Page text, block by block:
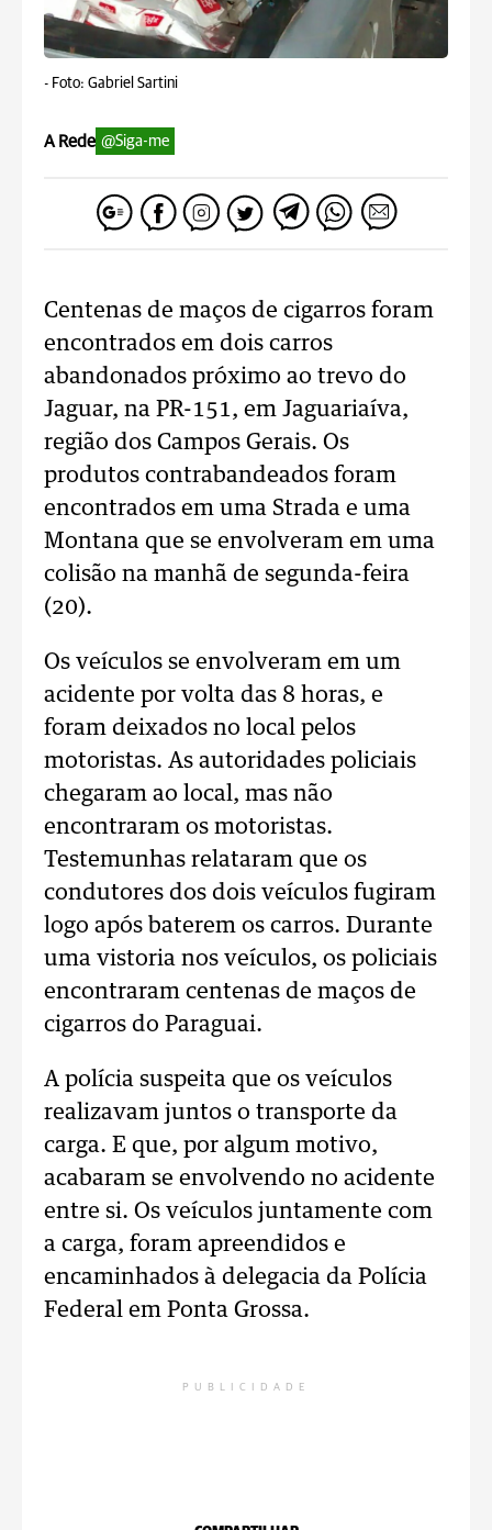
- Foto: Gabriel Sartini
A Rede @Siga-me
Centenas de maços de cigarros foram
encontrados em dois carros
abandonados próximo ao trevo do
Jaguar, na PR-151, em Jaguariaíva,
região dos Campos Gerais. Os
produtos contrabandeados foram
encontrados em uma Strada e uma
Montana que se envolveram em uma
colisão na manhã de segunda-feira
(20).
Os veículos se envolveram em um
acidente por volta das 8 horas, e
foram deixados no local pelos
motoristas. As autoridades policiais
chegaram ao local, mas não
encontraram os motoristas.
Testemunhas relataram que os
condutores dos dois veículos fugiram
logo após baterem os carros. Durante
uma vistoria nos veículos, os policiais
encontraram centenas de maços de
cigarros do Paraguai.
A polícia suspeita que os veículos
realizavam juntos o transporte da
carga. E que, por algum motivo,
acabaram se envolvendo no acidente
entre si. Os veículos juntamente com
a carga, foram apreendidos e
encaminhados à delegacia da Polícia
Federal em Ponta Grossa.
PUBLICIDADE